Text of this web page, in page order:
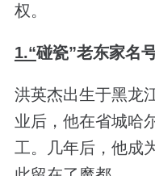
权。
1.“碰瓷”老东家名
洪英杰出生于黑龙
业后，他在省城哈
工。几年后，他成